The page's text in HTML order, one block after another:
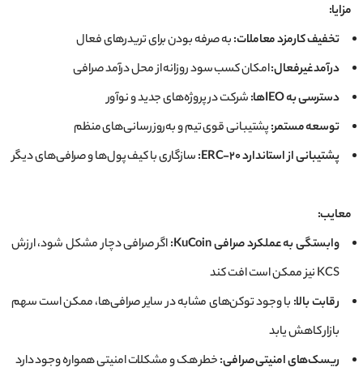
مزایا:
تخفیف کارمزد معاملات:به صرفه بودن برای تریدرهای فعال
درآمد غیرفعال:امکان کسب سود روزانه از محل درآمد صرافی
دسترسی به IEO‌ها:
شرکت در پروژه‌های جدید و نوآور
توسعه مستمر:پشتیبانی قوی تیم و به‌روزرسانی‌های منظم
پشتیبانی از استاندارد ERC-20:
سازگاری با کیف پول‌ها و صرافی‌های دیگر
معایب:
وابستگی به عملکرد صرافی KuCoin:
اگر صرافی دچار مشکل شود، ارزش
KCS نیز ممکن است افت کند
رقابت بالا: با وجود توکن‌های مشابه در سایر صرافی‌ها، ممکن است سهم
بازار کاهش یابد
ریسک‌های امنیتی صرافی:خطر هک و مشکلات امنیتی همواره وجود دارد